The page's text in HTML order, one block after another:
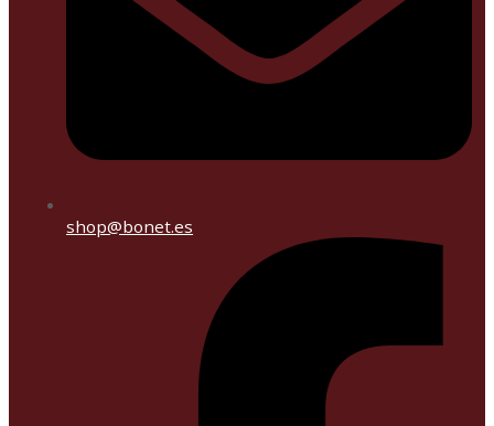
shop@bonet.es